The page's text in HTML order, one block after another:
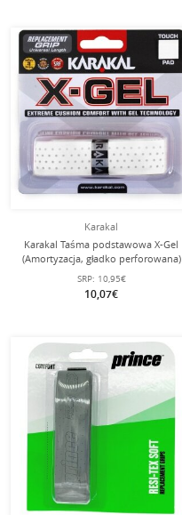
Karakal
Karakal Taśma podstawowa X-Gel
(Amortyzacja, gładko perforowana)
2.2mm biała
SRP: 10,95€
10,07€